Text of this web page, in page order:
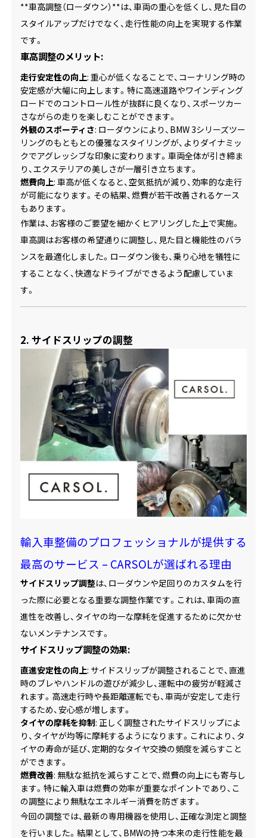
**車高調整（ローダウン）**は、車両の重心を低くし、見た目の
スタイルアップだけでなく、走行性能の向上を実現する作業
です。
車高調整のメリット:
走行安定性の向上: 重心が低くなることで、コーナリング時の
安定感が大幅に向上します。特に高速道路やワインディング
ロードでのコントロール性が抜群に良くなり、スポーツカー
さながらの走りを楽しむことができます。
外観のスポーティさ: ローダウンにより、BMW 3シリーズツー
リングのもともとの優雅なスタイリングが、よりダイナミッ
クでアグレッシブな印象に変わります。車両全体が引き締ま
り、エクステリアの美しさが一層引き立ちます。
燃費向上: 車高が低くなると、空気抵抗が減り、効率的な走行
が可能になります。その結果、燃費が若干改善されるケース
もあります。
作業は、お客様のご要望を細かくヒアリングした上で実施。
車高調はお客様の希望通りに調整し、見た目と機能性のバラ
ンスを最適化しました。ローダウン後も、乗り心地を犠牲に
することなく、快適なドライブができるよう配慮していま
す。
2. サイドスリップの調整
輸入車整備のプロフェッショナルが提供する
最高のサービス – CARSOLが選ばれる理由
サイドスリップ調整は、ローダウンや足回りのカスタムを行
った際に必要となる重要な調整作業です。これは、車両の直
進性を改善し、タイヤの均一な摩耗を促進するために欠かせ
ないメンテナンスです。
サイドスリップ調整の効果:
直進安定性の向上: サイドスリップが調整されることで、直進
時のブレやハンドルの遊びが減少し、運転中の疲労が軽減さ
れます。高速走行時や長距離運転でも、車両が安定して走行
するため、安心感が増します。
タイヤの摩耗を抑制: 正しく調整されたサイドスリップによ
り、タイヤが均等に摩耗するようになります。これにより、タ
イヤの寿命が延び、定期的なタイヤ交換の頻度を減らすこと
ができます。
燃費改善: 無駄な抵抗を減らすことで、燃費の向上にも寄与し
ます。特に輸入車は燃費の効率が重要なポイントであり、こ
の調整により無駄なエネルギー消費を防ぎます。
今回の調整では、最新の専用機器を使用し、正確な測定と調整
を行いました。結果として、BMWの持つ本来の走行性能を最